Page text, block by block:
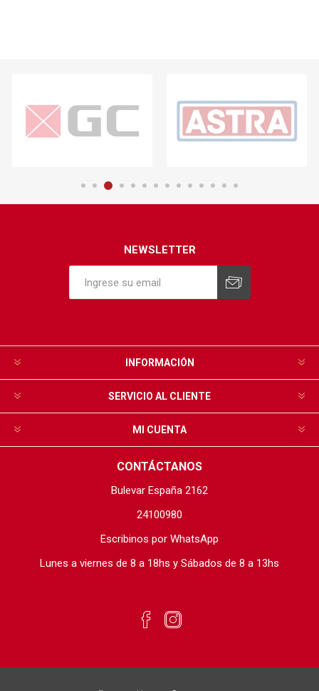
NEWSLETTER
INFORMACIÓN
SERVICIO AL CLIENTE
MI CUENTA
CONTÁCTANOS
Bulevar España 2162
24100980
Escribinos por WhatsApp
Lunes a viernes de 8 a 18hs y Sábados de 8 a 13hs